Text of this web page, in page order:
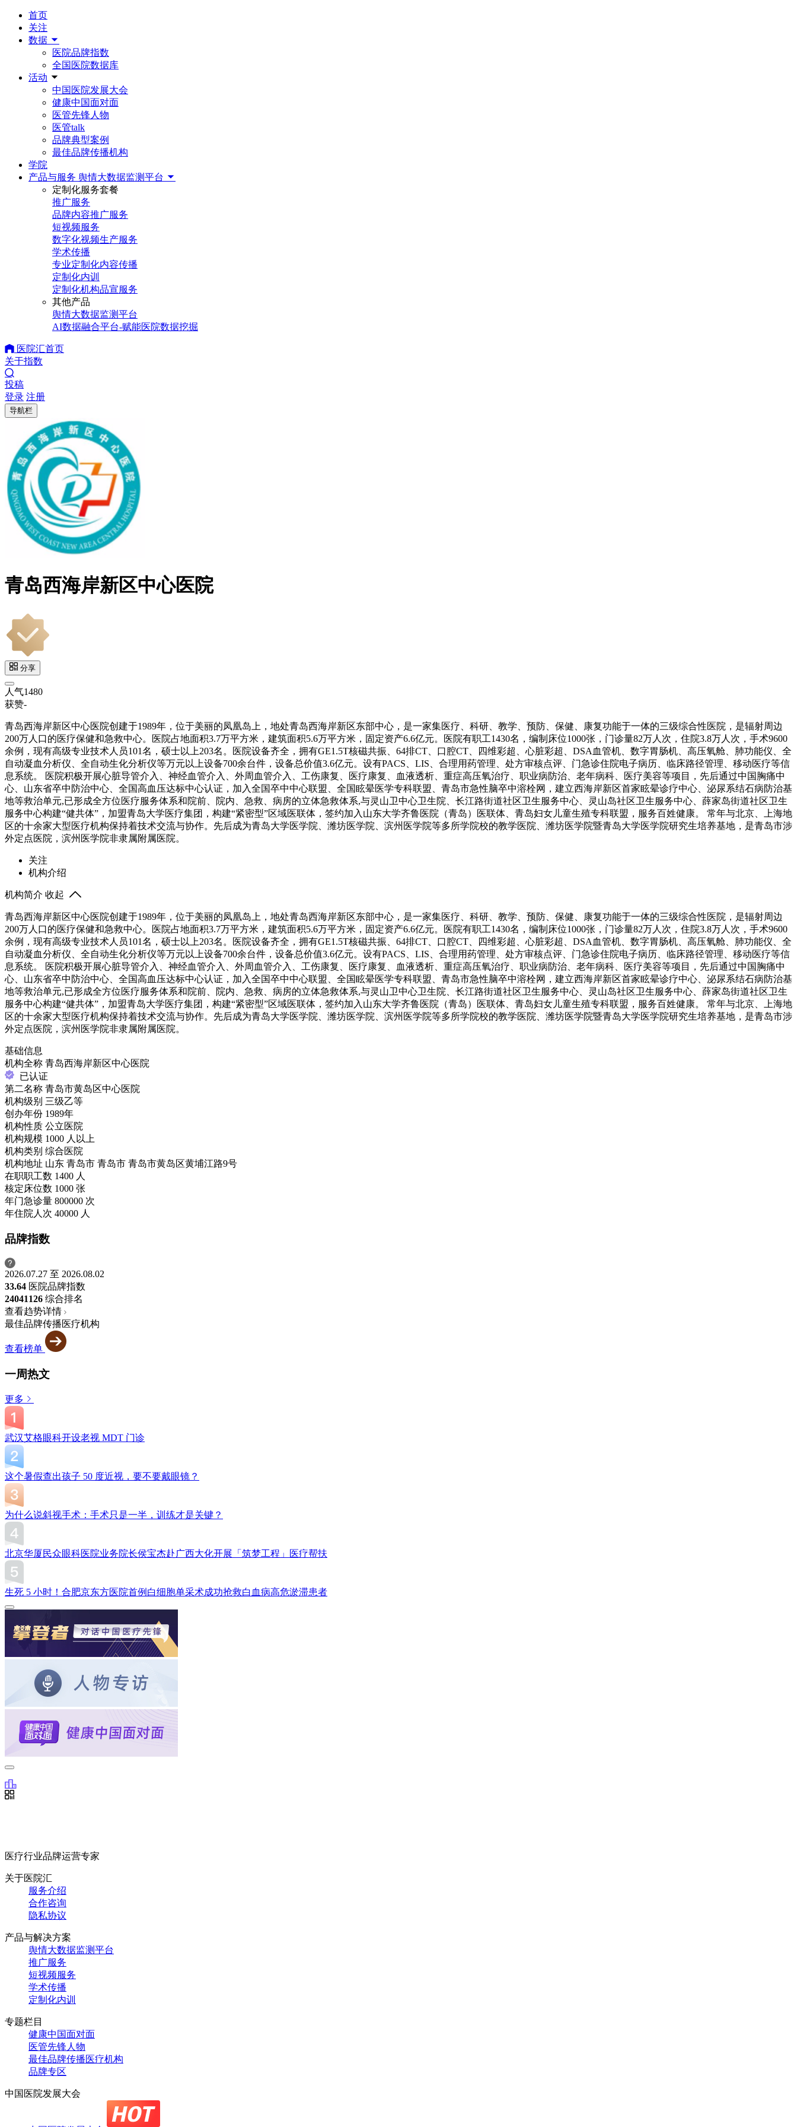
首页
关注
数据
医院品牌指数
全国医院数据库
活动
中国医院发展大会
健康中国面对面
医管先锋人物
医管talk
品牌典型案例
最佳品牌传播机构
学院
产品与服务 舆情大数据监测平台
定制化服务套餐
推广服务
品牌内容推广服务
短视频服务
数字化视频生产服务
学术传播
专业定制化内容传播
定制化内训
定制化机构品宣服务
其他产品
舆情大数据监测平台
AI数据融合平台-赋能医院数据挖掘
医院汇首页
关于指数
投稿
登录 注册
导航栏
青岛西海岸新区中心医院
分享
人气1480
获赞-
青岛西海岸新区中心医院创建于1989年，位于美丽的凤凰岛上，地处青岛西海岸新区东部中心，是一家集医疗、科研、教学、预防、保健、康复功能于一体的三级综合性医院，是辐射周边
200万人口的医疗保健和急救中心。医院占地面积3.7万平方米，建筑面积5.6万平方米，固定资产6.6亿元。医院有职工1430名，编制床位1000张，门诊量82万人次，住院3.8万人次，手术9600
余例，现有高级专业技术人员101名，硕士以上203名。医院设备齐全，拥有GE1.5T核磁共振、64排CT、口腔CT、四维彩超、心脏彩超、DSA血管机、数字胃肠机、高压氧舱、肺功能仪、全
自动凝血分析仪、全自动生化分析仪等万元以上设备700余台件，设备总价值3.6亿元。设有PACS、LIS、合理用药管理、处方审核点评、门急诊住院电子病历、临床路径管理、移动医疗等信
息系统。 医院积极开展心脏导管介入、神经血管介入、外周血管介入、工伤康复、医疗康复、血液透析、重症高压氧治疗、职业病防治、老年病科、医疗美容等项目，先后通过中国胸痛中
心、山东省卒中防治中心、全国高血压达标中心认证，加入全国卒中中心联盟、全国眩晕医学专科联盟、青岛市急性脑卒中溶栓网，建立西海岸新区首家眩晕诊疗中心、泌尿系结石病防治基
地等救治单元,已形成全方位医疗服务体系和院前、院内、急救、病房的立体急救体系,与灵山卫中心卫生院、长江路街道社区卫生服务中心、灵山岛社区卫生服务中心、薛家岛街道社区卫生
服务中心构建“健共体”，加盟青岛大学医疗集团，构建“紧密型”区域医联体，签约加入山东大学齐鲁医院（青岛）医联体、青岛妇女儿童生殖专科联盟，服务百姓健康。 常年与北京、上海地
区的十余家大型医疗机构保持着技术交流与协作。先后成为青岛大学医学院、潍坊医学院、滨州医学院等多所学院校的教学医院、潍坊医学院暨青岛大学医学院研究生培养基地，是青岛市涉
外定点医院，滨州医学院非隶属附属医院。
关注
机构介绍
机构简介 收起
青岛西海岸新区中心医院创建于1989年，位于美丽的凤凰岛上，地处青岛西海岸新区东部中心，是一家集医疗、科研、教学、预防、保健、康复功能于一体的三级综合性医院，是辐射周边
200万人口的医疗保健和急救中心。医院占地面积3.7万平方米，建筑面积5.6万平方米，固定资产6.6亿元。医院有职工1430名，编制床位1000张，门诊量82万人次，住院3.8万人次，手术9600
余例，现有高级专业技术人员101名，硕士以上203名。医院设备齐全，拥有GE1.5T核磁共振、64排CT、口腔CT、四维彩超、心脏彩超、DSA血管机、数字胃肠机、高压氧舱、肺功能仪、全
自动凝血分析仪、全自动生化分析仪等万元以上设备700余台件，设备总价值3.6亿元。设有PACS、LIS、合理用药管理、处方审核点评、门急诊住院电子病历、临床路径管理、移动医疗等信
息系统。 医院积极开展心脏导管介入、神经血管介入、外周血管介入、工伤康复、医疗康复、血液透析、重症高压氧治疗、职业病防治、老年病科、医疗美容等项目，先后通过中国胸痛中
心、山东省卒中防治中心、全国高血压达标中心认证，加入全国卒中中心联盟、全国眩晕医学专科联盟、青岛市急性脑卒中溶栓网，建立西海岸新区首家眩晕诊疗中心、泌尿系结石病防治基
地等救治单元,已形成全方位医疗服务体系和院前、院内、急救、病房的立体急救体系,与灵山卫中心卫生院、长江路街道社区卫生服务中心、灵山岛社区卫生服务中心、薛家岛街道社区卫生
服务中心构建“健共体”，加盟青岛大学医疗集团，构建“紧密型”区域医联体，签约加入山东大学齐鲁医院（青岛）医联体、青岛妇女儿童生殖专科联盟，服务百姓健康。 常年与北京、上海地
区的十余家大型医疗机构保持着技术交流与协作。先后成为青岛大学医学院、潍坊医学院、滨州医学院等多所学院校的教学医院、潍坊医学院暨青岛大学医学院研究生培养基地，是青岛市涉
外定点医院，滨州医学院非隶属附属医院。
基础信息
机构全称 青岛西海岸新区中心医院
已认证
第二名称 青岛市黄岛区中心医院
机构级别 三级乙等
创办年份 1989年
机构性质 公立医院
机构规模 1000 人以上
机构类别 综合医院
机构地址 山东 青岛市 青岛市 青岛市黄岛区黄埔江路9号
在职职工数 1400 人
核定床位数 1000 张
年门急诊量 800000 次
年住院人次 40000 人
品牌指数
2026.07.27 至 2026.08.02
33.64 医院品牌指数
24041126 综合排名
查看趋势详情
最佳品牌传播医疗机构
查看榜单
一周热文
更多
武汉艾格眼科开设老视 MDT 门诊
这个暑假查出孩子 50 度近视，要不要戴眼镜？
为什么说斜视手术：手术只是一半，训练才是关键？
北京华厦民众眼科医院业务院长侯宝杰赴广西大化开展「筑梦工程」医疗帮扶
生死 5 小时！合肥京东方医院首例白细胞单采术成功抢救白血病高危淤滞患者
医疗行业品牌运营专家
关于医院汇
服务介绍
合作咨询
隐私协议
产品与解决方案
舆情大数据监测平台
推广服务
短视频服务
学术传播
定制化内训
专题栏目
健康中国面对面
医管先锋人物
最佳品牌传播医疗机构
品牌专区
中国医院发展大会